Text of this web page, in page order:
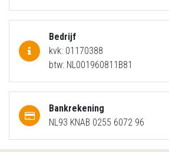
Bedrijf
kvk: 01170388
btw: NL001960811B81
Bankrekening
NL93 KNAB 0255 6072 96